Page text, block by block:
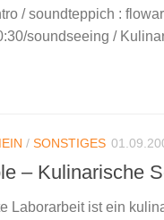
/ soundteppich :
soundseeing /
/ SONSTIGES
– Kulinarische
Laborarbeit ist ein